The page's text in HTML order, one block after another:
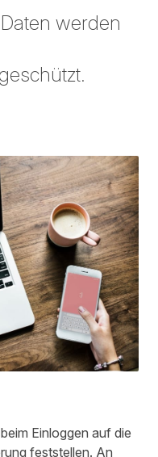
werden
Einloggen auf die
feststellen. An